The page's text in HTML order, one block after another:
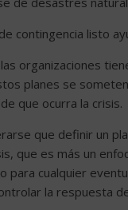
contingencia listo
organizaciones
planes se
que ocurra la crisis.
que definir un
que es más un
para cualquier
la respuesta